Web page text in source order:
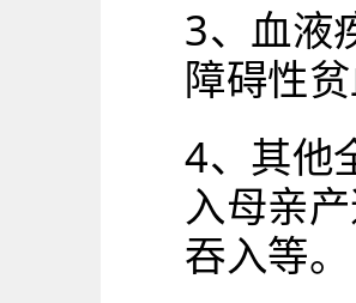
3、血液
障碍性
4、其他
入母亲
吞入等。